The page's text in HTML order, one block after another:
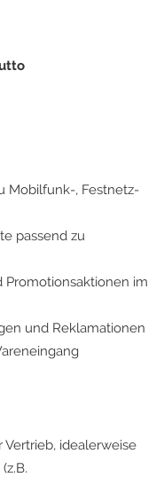
Mobilfunk-, Festnetz-
passend zu
im
und Reklamationen
Vertrieb, idealerweise